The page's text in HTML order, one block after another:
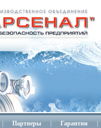
Партнеры Гарантии